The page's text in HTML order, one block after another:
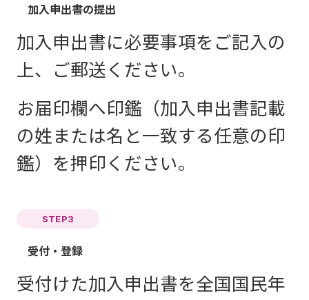
加入申出書の提出
加入申出書に必要事項をご記入の
上、ご郵送ください。
お届印欄へ印鑑（加入申出書記載
の姓または名と一致する任意の印
鑑）を押印ください。
STEP3
受付・登録
受付けた加入申出書を全国国民年